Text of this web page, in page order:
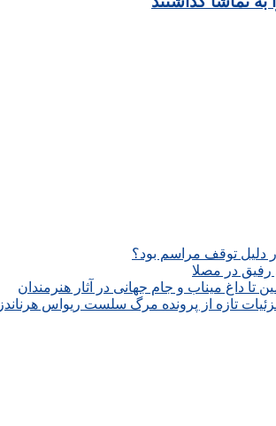
دلیل توقف مراسم بود؟
در مصلا
داغ میناب و جام جهانی در آثار هنرمندان
تازه از پرونده مرگ سلست ریواس هرناندز